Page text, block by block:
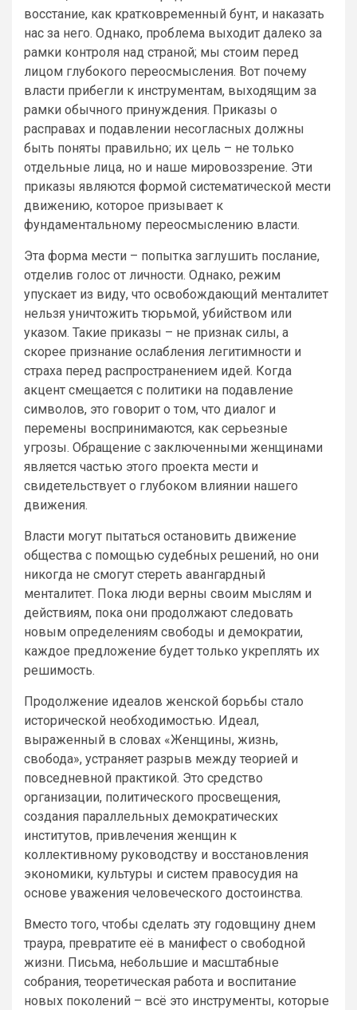
восстание, как кратковременный бунт, и наказать
нас за него. Однако, проблема выходит далеко за
рамки контроля над страной; мы стоим перед
лицом глубокого переосмысления. Вот почему
власти прибегли к инструментам, выходящим за
рамки обычного принуждения. Приказы о
расправах и подавлении несогласных должны
быть поняты правильно; их цель – не только
отдельные лица, но и наше мировоззрение. Эти
приказы являются формой систематической мести
движению, которое призывает к
фундаментальному переосмыслению власти.
Эта форма мести – попытка заглушить послание,
отделив голос от личности. Однако, режим
упускает из виду, что освобождающий менталитет
нельзя уничтожить тюрьмой, убийством или
указом. Такие приказы – не признак силы, а
скорее признание ослабления легитимности и
страха перед распространением идей. Когда
акцент смещается с политики на подавление
символов, это говорит о том, что диалог и
перемены воспринимаются, как серьезные
угрозы. Обращение с заключенными женщинами
является частью этого проекта мести и
свидетельствует о глубоком влиянии нашего
движения.
Власти могут пытаться остановить движение
общества с помощью судебных решений, но они
никогда не смогут стереть авангардный
менталитет. Пока люди верны своим мыслям и
действиям, пока они продолжают следовать
новым определениям свободы и демократии,
каждое предложение будет только укреплять их
решимость.
Продолжение идеалов женской борьбы стало
исторической необходимостью. Идеал,
выраженный в словах «Женщины, жизнь,
свобода», устраняет разрыв между теорией и
повседневной практикой. Это средство
организации, политического просвещения,
создания параллельных демократических
институтов, привлечения женщин к
коллективному руководству и восстановления
экономики, культуры и систем правосудия на
основе уважения человеческого достоинства.
Вместо того, чтобы сделать эту годовщину днем
траура, превратите её в манифест о свободной
жизни. Письма, небольшие и масштабные
собрания, теоретическая работа и воспитание
новых поколений – всё это инструменты, которые